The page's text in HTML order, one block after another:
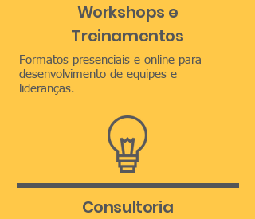
Workshops e
Treinamentos
Formatos presenciais e online para
desenvolvimento de equipes e
lideranças.
Consultoria